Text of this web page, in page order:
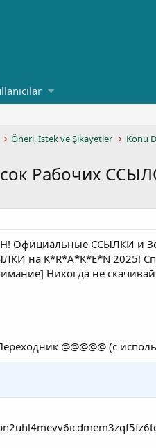
Öneri, İstek ve Şikayetler Konu
Рабочих
Официальные ССЫЛКИ и
на K*R*A*K*E*N 2025!
Никогда не
@@@@@ (с